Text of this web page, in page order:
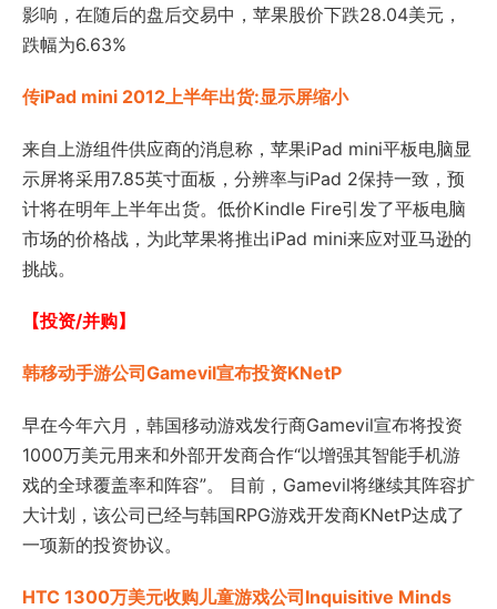
影响，在随后的盘后交易中，苹果股价下跌28.04美元，
跌幅为6.63%
传iPad mini 2012上半年出货:显示屏缩小
来自上游组件供应商的消息称，苹果iPad mini平板电脑显
示屏将采用7.85英寸面板，分辨率与iPad 2保持一致，预
计将在明年上半年出货。低价Kindle Fire引发了平板电脑
市场的价格战，为此苹果将推出iPad mini来应对亚马逊的
挑战。
【投资/并购】
韩移动手游公司Gamevil宣布投资KNetP
早在今年六月，韩国移动游戏发行商Gamevil宣布将投资
1000万美元用来和外部开发商合作“以增强其智能手机游
戏的全球覆盖率和阵容”。 目前，Gamevil将继续其阵容扩
大计划，该公司已经与韩国RPG游戏开发商KNetP达成了
一项新的投资协议。
HTC 1300万美元收购儿童游戏公司Inquisitive Minds